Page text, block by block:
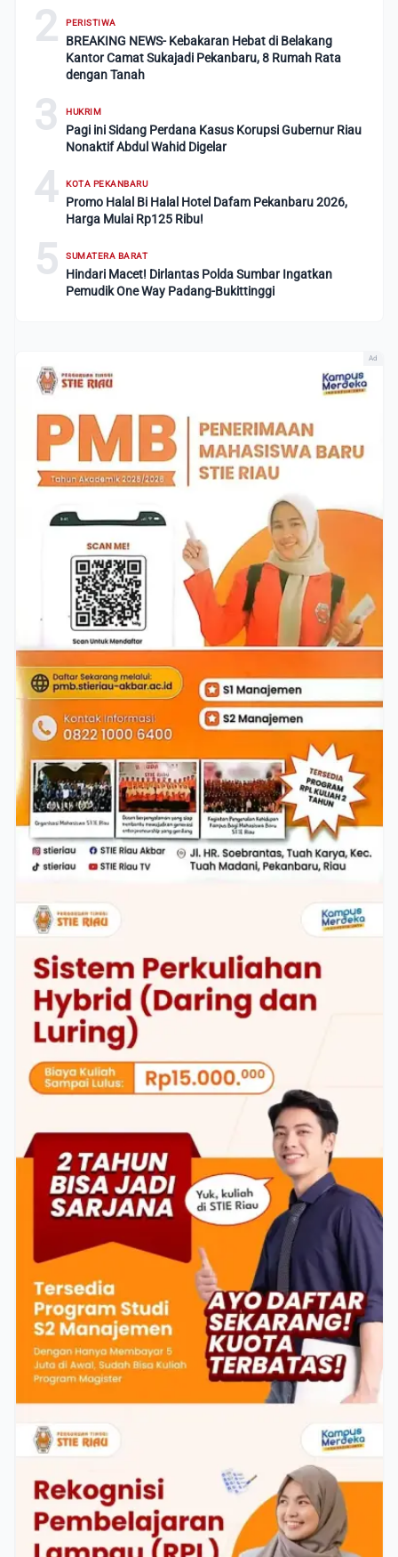
2 PERISTIWA
BREAKING NEWS- Kebakaran Hebat di Belakang
Kantor Camat Sukajadi Pekanbaru, 8 Rumah Rata
dengan Tanah
3 HUKRIM
Pagi ini Sidang Perdana Kasus Korupsi Gubernur Riau
Nonaktif Abdul Wahid Digelar
4 KOTA PEKANBARU
Promo Halal Bi Halal Hotel Dafam Pekanbaru 2026,
Harga Mulai Rp125 Ribu!
5 SUMATERA BARAT
Hindari Macet! Dirlantas Polda Sumbar Ingatkan
Pemudik One Way Padang-Bukittinggi
Ad